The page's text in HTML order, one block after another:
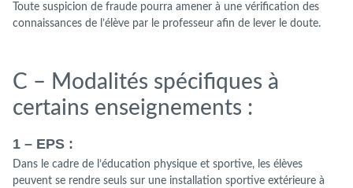
Toute suspicion de fraude pourra amener à une vérification des
connaissances de l’élève par le professeur afin de lever le doute.
C – Modalités spécifiques à
certains enseignements :
1 – EPS :
Dans le cadre de l’éducation physique et sportive, les élèves
peuvent se rendre seuls sur une installation sportive extérieure à